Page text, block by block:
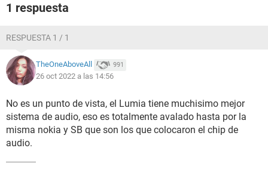
1 respuesta
RESPUESTA 1 / 1
TheOneAboveAll 991
26 oct 2022 a las 14:56
No es un punto de vista, el Lumia tiene muchisimo mejor
sistema de audio, eso es totalmente avalado hasta por la
misma nokia y SB que son los que colocaron el chip de
audio.